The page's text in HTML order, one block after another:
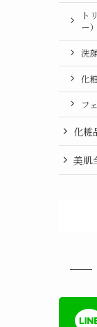
ト
ー
洗
化
フ
化粧
美肌